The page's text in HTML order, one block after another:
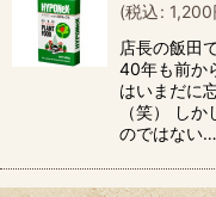
(税込: 1,200
店長の飯田
40年も前か
はいまだに
（笑） し
のではない…